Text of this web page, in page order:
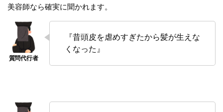
美容師なら確実に聞かれます。
『昔頭皮を虐めすぎたから髪が生えな
くなった』